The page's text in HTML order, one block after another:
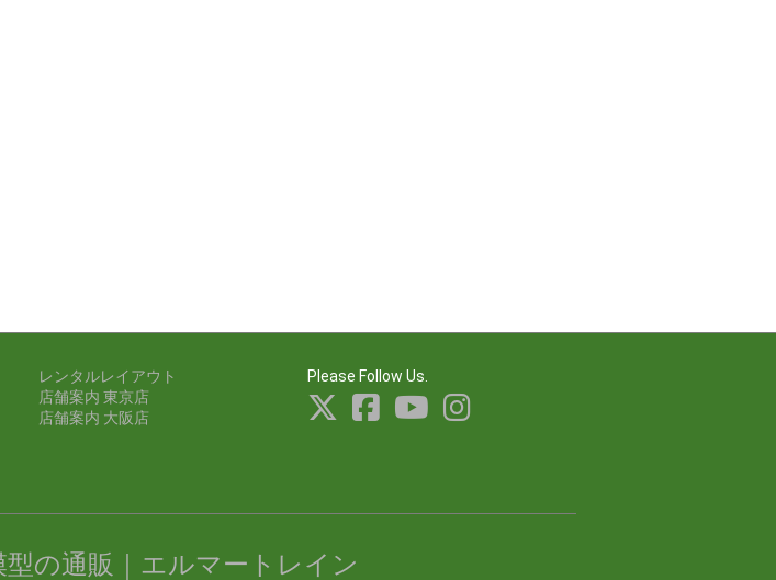
レンタルレイアウト
店舗案内 東京店
店舗案内 大阪店
Please Follow Us.
の通販｜エルマートレイン